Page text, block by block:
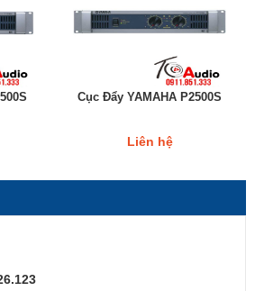
Cục Đẩy YAMAHA P2500S
Liên hệ